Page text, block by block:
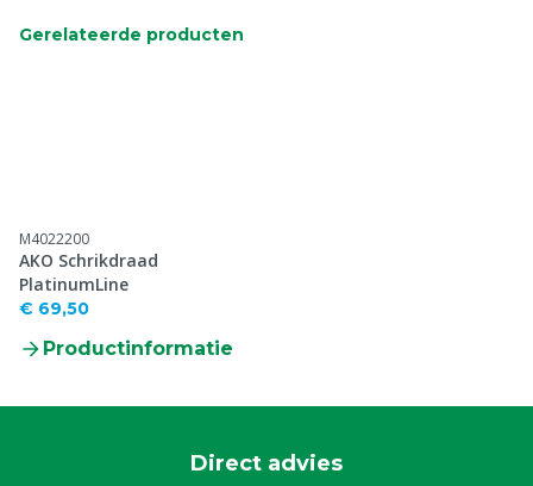
Gerelateerde producten
M4022200
AKO Schrikdraad
PlatinumLine
€ 69,50
Productinformatie
Direct advies